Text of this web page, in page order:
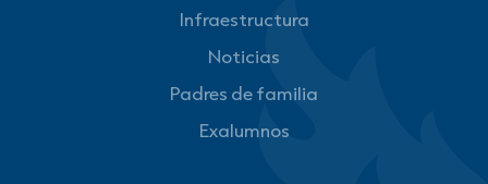
Infraestructura
Noticias
Padres de familia
Exalumnos